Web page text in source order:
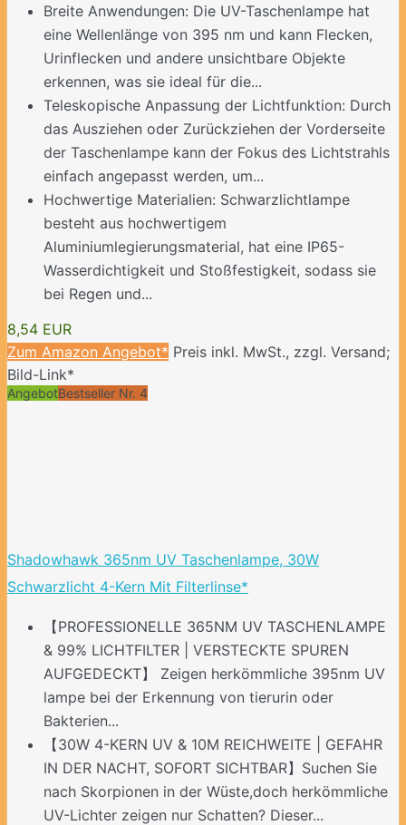
Breite Anwendungen: Die UV-Taschenlampe hat
eine Wellenlänge von 395 nm und kann Flecken,
Urinflecken und andere unsichtbare Objekte
erkennen, was sie ideal für die...
Teleskopische Anpassung der Lichtfunktion: Durch
das Ausziehen oder Zurückziehen der Vorderseite
der Taschenlampe kann der Fokus des Lichtstrahls
einfach angepasst werden, um...
Hochwertige Materialien: Schwarzlichtlampe
besteht aus hochwertigem
Aluminiumlegierungsmaterial, hat eine IP65-
Wasserdichtigkeit und Stoßfestigkeit, sodass sie
bei Regen und...
8,54 EUR
Zum Amazon Angebot* Preis inkl. MwSt., zzgl. Versand;
Bild-Link*
AngebotBestseller Nr. 4
Shadowhawk 365nm UV Taschenlampe, 30W
Schwarzlicht 4-Kern Mit Filterlinse*
【PROFESSIONELLE 365NM UV TASCHENLAMPE
& 99% LICHTFILTER | VERSTECKTE SPUREN
AUFGEDECKT】 Zeigen herkömmliche 395nm UV
lampe bei der Erkennung von tierurin oder
Bakterien...
【30W 4-KERN UV & 10M REICHWEITE | GEFAHR
IN DER NACHT, SOFORT SICHTBAR】Suchen Sie
nach Skorpionen in der Wüste,doch herkömmliche
UV-Lichter zeigen nur Schatten? Dieser...